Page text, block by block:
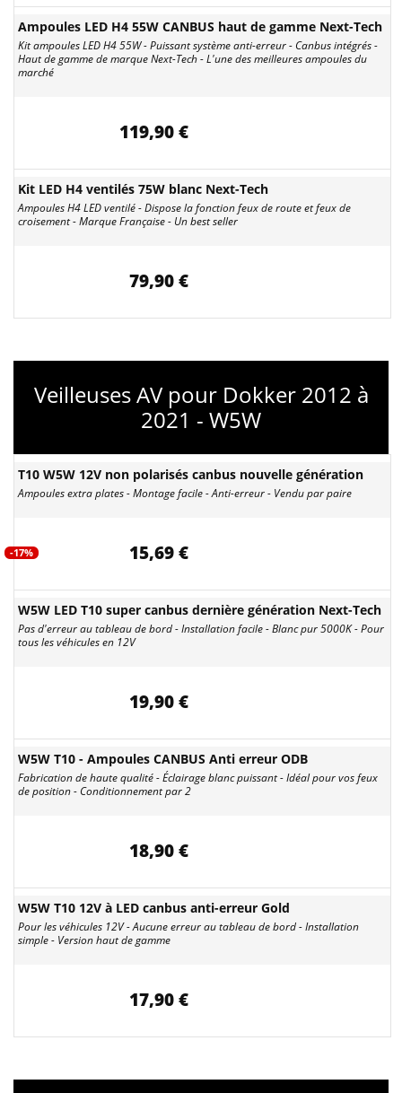
Ampoules LED H4 55W CANBUS haut de gamme Next-Tech
Kit ampoules LED H4 55W - Puissant système anti-erreur - Canbus intégrés -
Haut de gamme de marque Next-Tech - L'une des meilleures ampoules du
marché
119,90 €
Kit LED H4 ventilés 75W blanc Next-Tech
Ampoules H4 LED ventilé - Dispose la fonction feux de route et feux de
croisement - Marque Française - Un best seller
79,90 €
Veilleuses AV pour Dokker 2012 à
2021 - W5W
T10 W5W 12V non polarisés canbus nouvelle génération
Ampoules extra plates - Montage facile - Anti-erreur - Vendu par paire
-17% 15,69 €
W5W LED T10 super canbus dernière génération Next-Tech
Pas d'erreur au tableau de bord - Installation facile - Blanc pur 5000K - Pour
tous les véhicules en 12V
19,90 €
W5W T10 - Ampoules CANBUS Anti erreur ODB
Fabrication de haute qualité - Éclairage blanc puissant - Idéal pour vos feux
de position - Conditionnement par 2
18,90 €
W5W T10 12V à LED canbus anti-erreur Gold
Pour les véhicules 12V - Aucune erreur au tableau de bord - Installation
simple - Version haut de gamme
17,90 €